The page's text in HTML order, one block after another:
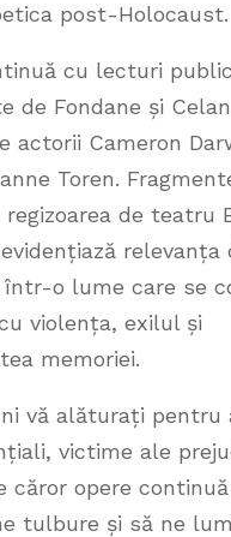
post-Holocaust.
cu lecturi
de Fondane și
actorii Cameron
Toren.
de teatru
relevanța
într-o lume care se
violența, exilul și
memoriei.
vă alăturați pentru
victime ale
căror opere
tulbure și să ne